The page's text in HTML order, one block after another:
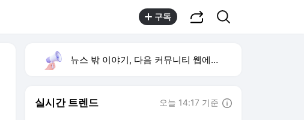
구독
뉴스 밖 이야기, 다음 커뮤니티 웹에서 보기
실시간 트렌드 오늘 14:17 기준